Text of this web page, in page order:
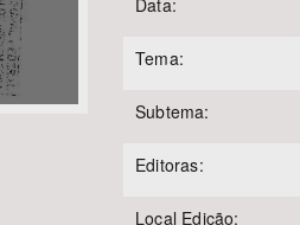
Data:
Tema:
Subtema:
Editoras:
Local Edição: